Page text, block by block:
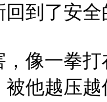
到了安全
像一拳
他越压